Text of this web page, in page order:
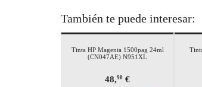
También te puede interesar:
Tinta HP Magenta 1500pag 24ml
(CN047AE) N951XL
48,90 €